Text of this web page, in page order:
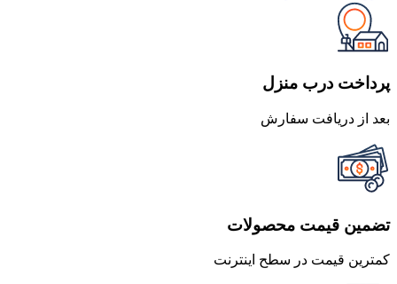
پرداخت درب منزل
بعد از دریافت سفارش
تضمین قیمت محصولات
کمترین قیمت در سطح اینترنت